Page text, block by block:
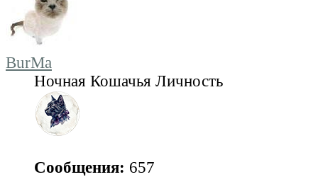
BurMa
Ночная Кошачья Личность
Сообщения: 657